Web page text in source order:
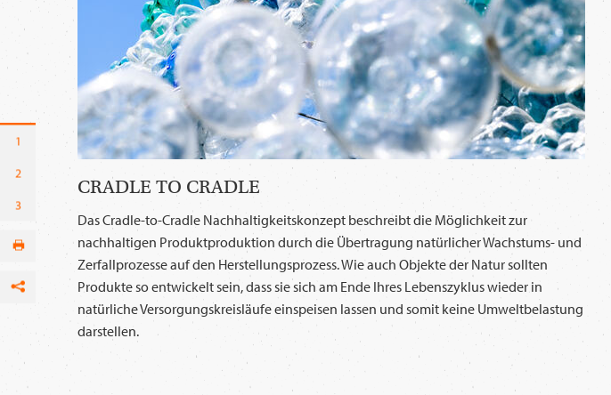
CRADLE TO CRADLE
Das Cradle-to-Cradle Nachhaltigkeitskonzept beschreibt die Möglichkeit zur
nachhaltigen Produktproduktion durch die Übertragung natürlicher Wachstums- und
Zerfallprozesse auf den Herstellungsprozess. Wie auch Objekte der Natur sollten
Produkte so entwickelt sein, dass sie sich am Ende Ihres Lebenszyklus wieder in
natürliche Versorgungskreisläufe einspeisen lassen und somit keine Umweltbelastung
darstellen.
Facebook
per E-Mail